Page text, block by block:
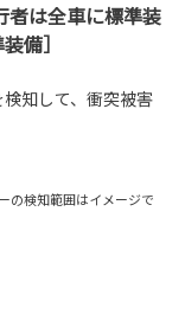
者は全車に標準装
備］
知して、衝突被害
検知範囲はイメージで